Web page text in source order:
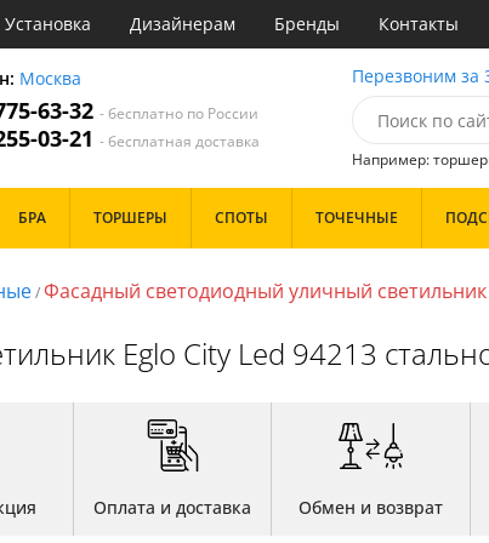
Установка Дизайнерам Бренды Контакты
Москва
63-32- бесплатно по России
03-21- бесплатная доставка
Перезвоним за
Например:
Золото
Прозрачные
Черные
БРА ТОРШЕРЫ СПОТЫ ТОЧЕЧНЫЕ
/Фасадный светодиодный уличный светильник
Eglo City Led 94213
Оплата и доставка Обмен и возврат